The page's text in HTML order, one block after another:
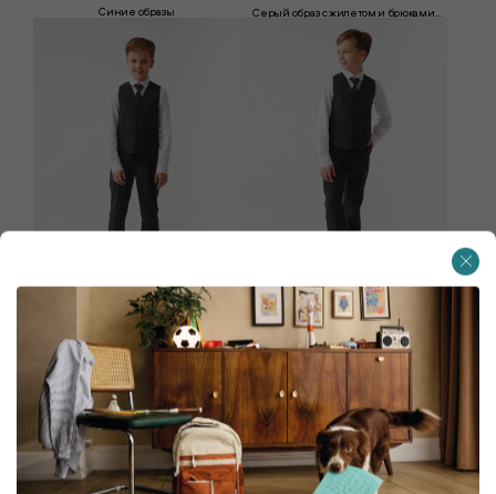
Синие образы Серый образ с жилетом и брюками
Серый образ с жилетом для
старшеклассников
Серый образ с жилетом